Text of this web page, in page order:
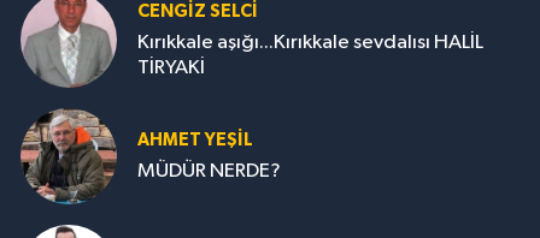
CENGİZ SELCİ
Kırıkkale aşığı...Kırıkkale sevdalısı HALİL
TİRYAKİ
AHMET YEŞİL
MÜDÜR NERDE?